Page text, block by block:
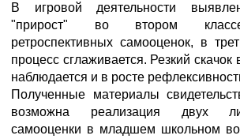
В игровой деятельности
"прирост" во втором
ретроспективных самооценок, в
процесс сглаживается. Резкий скачок
наблюдается и в росте
Полученные материалы
возможна реализация двух
самооценки в младшем школьном